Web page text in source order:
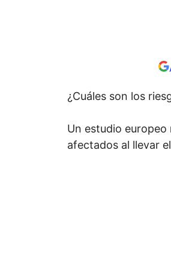
¿Cuáles son los
Un estudio
afectados al llevar el